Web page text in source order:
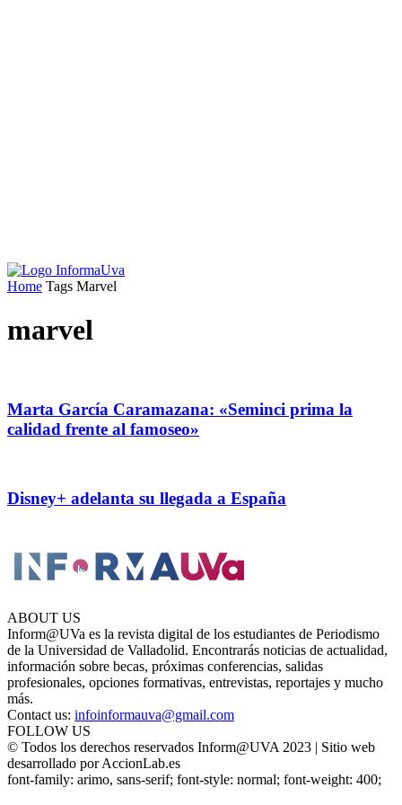
Home Tags Marvel
marvel
Marta García Caramazana: «Seminci prima la
calidad frente al famoseo»
Disney+ adelanta su llegada a España
ABOUT US
Inform@UVa es la revista digital de los estudiantes de Periodismo
de la Universidad de Valladolid. Encontrarás noticias de actualidad,
información sobre becas, próximas conferencias, salidas
profesionales, opciones formativas, entrevistas, reportajes y mucho
más.
Contact us: infoinformauva@gmail.com
FOLLOW US
© Todos los derechos reservados Inform@UVA 2023 | Sitio web
desarrollado por AccionLab.es
font-family: arimo, sans-serif; font-style: normal; font-weight: 400;